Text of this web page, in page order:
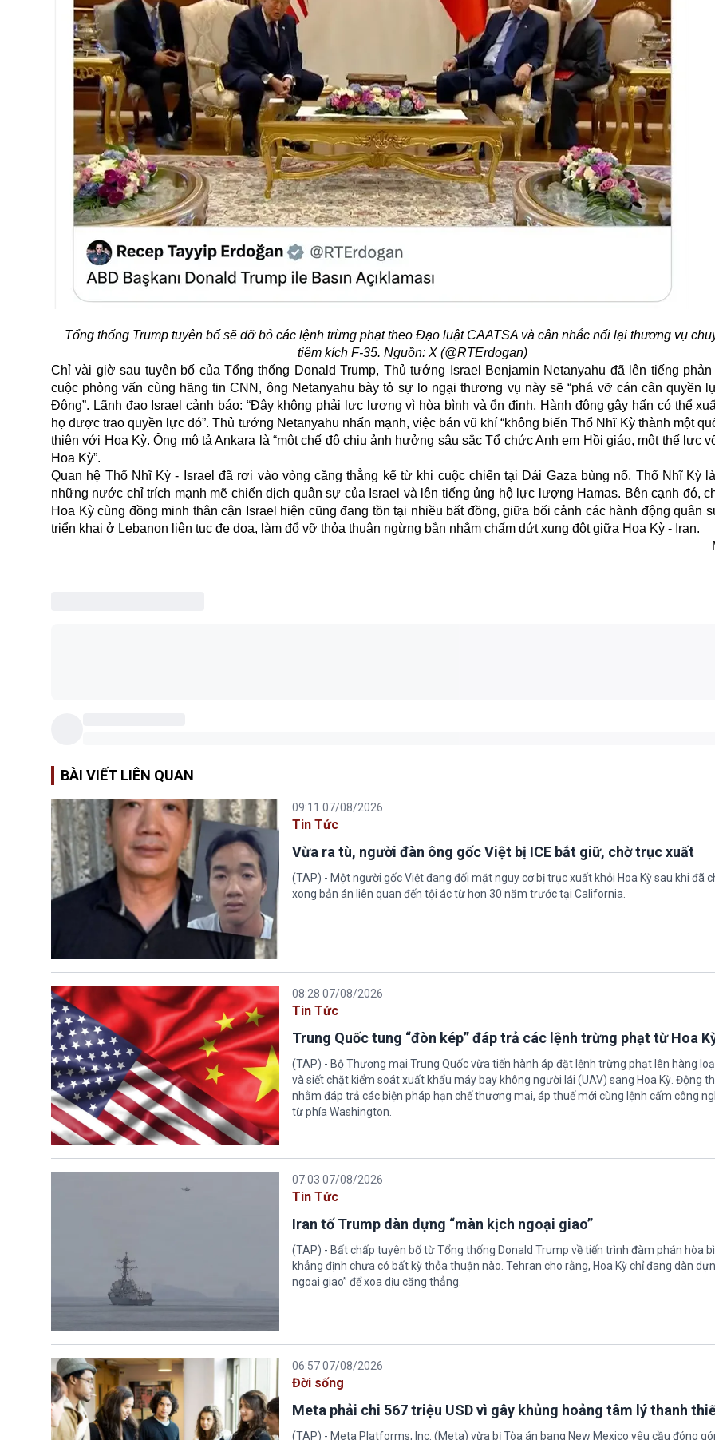
Tổng thống Trump tuyên bố sẽ dỡ bỏ các lệnh trừng phạt theo Đạo luật CAATSA và cân nhắc nối lại thương vụ
tiêm kích F-35. Nguồn: X (@RTErdogan)
Chỉ vài giờ sau tuyên bố của Tổng thống Donald Trump, Thủ tướng Israel Benjamin Netanyahu đã lên tiếng phản
cuộc phỏng vấn cùng hãng tin CNN, ông Netanyahu bày tỏ sự lo ngại thương vụ này sẽ “phá vỡ cán cân quyền
Đông”. Lãnh đạo Israel cảnh báo: “Đây không phải lực lượng vì hòa bình và ổn định. Hành động gây hấn có thể
họ được trao quyền lực đó”. Thủ tướng Netanyahu nhấn mạnh, việc bán vũ khí “không biến Thổ Nhĩ Kỳ thành một
thiện với Hoa Kỳ. Ông mô tả Ankara là “một chế độ chịu ảnh hưởng sâu sắc Tổ chức Anh em Hồi giáo, một thế lực
Hoa Kỳ”.
Quan hệ Thổ Nhĩ Kỳ - Israel đã rơi vào vòng căng thẳng kể từ khi cuộc chiến tại Dải Gaza bùng nổ. Thổ Nhĩ Kỳ
những nước chỉ trích mạnh mẽ chiến dịch quân sự của Israel và lên tiếng ủng hộ lực lượng Hamas. Bên cạnh đó,
Hoa Kỳ cùng đồng minh thân cận Israel hiện cũng đang tồn tại nhiều bất đồng, giữa bối cảnh các hành động quân
triển khai ở Lebanon liên tục đe dọa, làm đổ vỡ thỏa thuận ngừng bắn nhằm chấm dứt xung đột giữa Hoa Kỳ - Iran.
BÀI VIẾT LIÊN QUAN
09:11 07/08/2026
Tin Tức
Vừa ra tù, người đàn ông gốc Việt bị ICE bắt giữ, chờ trục xuất
(TAP) - Một người gốc Việt đang đối mặt nguy cơ bị trục xuất khỏi Hoa Kỳ sau khi đã
xong bản án liên quan đến tội ác từ hơn 30 năm trước tại California.
08:28 07/08/2026
Tin Tức
Trung Quốc tung “đòn kép” đáp trả các lệnh trừng phạt từ Hoa
(TAP) - Bộ Thương mại Trung Quốc vừa tiến hành áp đặt lệnh trừng phạt lên hàng
và siết chặt kiểm soát xuất khẩu máy bay không người lái (UAV) sang Hoa Kỳ. Động
nhằm đáp trả các biện pháp hạn chế thương mại, áp thuế mới cùng lệnh cấm công
từ phía Washington.
07:03 07/08/2026
Tin Tức
Iran tố Trump dàn dựng “màn kịch ngoại giao”
(TAP) - Bất chấp tuyên bố từ Tổng thống Donald Trump về tiến trình đàm phán hòa
khẳng định chưa có bất kỳ thỏa thuận nào. Tehran cho rằng, Hoa Kỳ chỉ đang dàn
ngoại giao” để xoa dịu căng thẳng.
06:57 07/08/2026
Đời sống
Meta phải chi 567 triệu USD vì gây khủng hoảng tâm lý thanh
(TAP) - Meta Platforms, Inc. (Meta) vừa bị Tòa án bang New Mexico yêu cầu đóng